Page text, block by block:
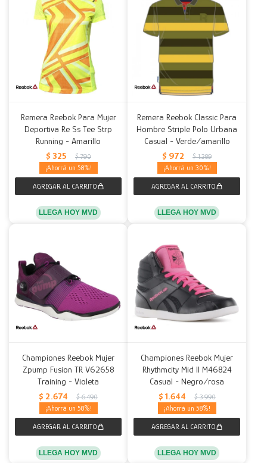
Remera Reebok Para Mujer
Deportiva Re Ss Tee Strp
Running - Amarillo
$ 325 $ 790
58
LLEGA HOY MVD
Remera Reebok Classic Para
Hombre Striple Polo Urbana
Casual - Verde/amarillo
$ 972 $ 1.389
30
LLEGA HOY MVD
Championes Reebok Mujer
Zpump Fusion TR V62658
Training - Violeta
$ 2.674 $ 6.490
58
LLEGA HOY MVD
Championes Reebok Mujer
Rhythmcity Mid II M46824
Casual - Negro/rosa
$ 1.644 $ 3.990
58
LLEGA HOY MVD